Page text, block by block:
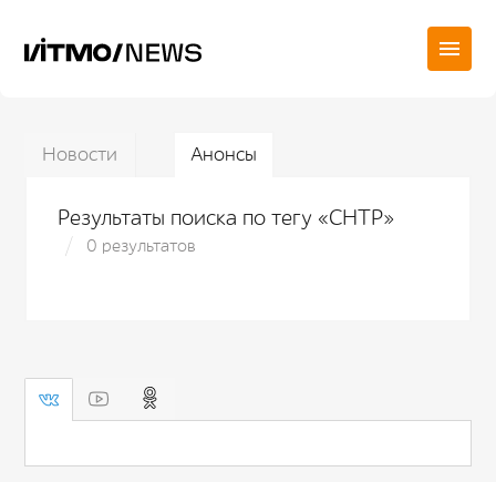
Новости Анонсы
Результаты поиска по тегу «СНТР»
0 результатов